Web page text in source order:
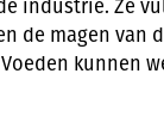
industrie. Ze
de magen van
kunnen